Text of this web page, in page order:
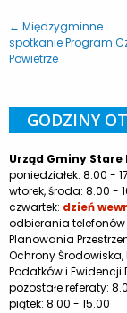
← Międzygminne
spotkanie Program
Powietrze
GODZINY
Urząd Gminy Stare
poniedziałek: 8.00 -
wtorek, środa: 8.00 -
czwartek: dzień
odbierania telefonów
Planowania
Ochrony
Podatków i Ewidencji
pozostałe referaty:
piątek: 8.00 - 15.00